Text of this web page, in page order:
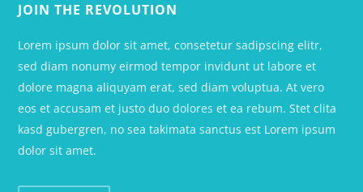
JOIN THE REVOLUTION
Lorem ipsum dolor sit amet, consetetur sadipscing elitr,
sed diam nonumy eirmod tempor invidunt ut labore et
dolore magna aliquyam erat, sed diam voluptua. At vero
eos et accusam et justo duo dolores et ea rebum. Stet clita
kasd gubergren, no sea takimata sanctus est Lorem ipsum
dolor sit amet.